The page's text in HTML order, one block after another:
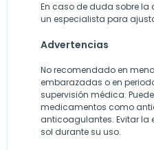
En caso de duda sobre
un especialista para
Advertencias
No recomendado en
embarazadas o en
supervisión médica.
medicamentos como
anticoagulantes. Evitar
sol durante su uso.